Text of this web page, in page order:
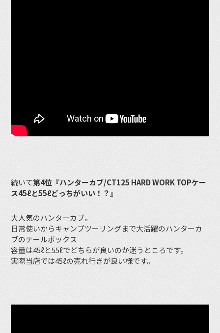
続いて第4位『ハンターカブ/CT125 HARD WORK TOPケー
ス45ℓと55ℓどっちがいい！？』
大人気のハンターカブ。
日常使いからキャンプツーリングまで大活躍のハンターカ
ブのテールボックス
容量は45ℓと55ℓでどちらが良いのか迷うところです。
実際当店では45ℓの売れ行きが良い様です。